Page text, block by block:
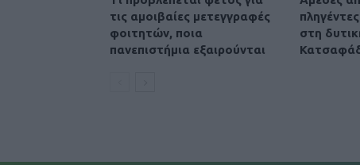
τις αμοιβαίες μετεγγραφές
φοιτητών, ποια
πανεπιστήμια εξαιρούνται
στη